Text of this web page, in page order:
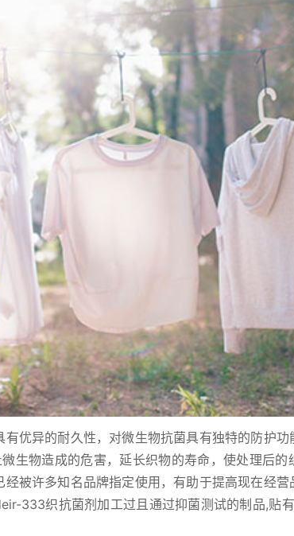
有优异的耐久性，对微生物抗菌具有独特的防护
生物造成的危害，延长织物的寿命，使处理后的
经被许多知名品牌指定使用，有助于提高现在经
333织抗菌剂加工过且通过抑菌测试的制品,贴